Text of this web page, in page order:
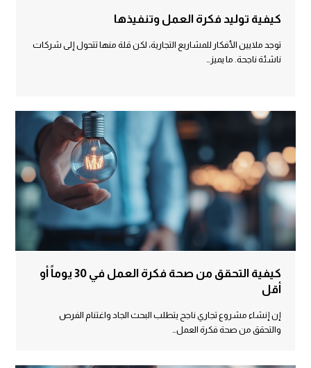
كيفية توليد فكرة العمل وتنفيذها
توجد ملايين الأفكار للمشاريع التجارية، لكن قلة منها تتحول إلى شركات
ناشئة ناجحة. ما يميز…
كيفية التحقق من صحة فكرة العمل في 30 يوماً أو
أقل
إن إنشاء مشروع تجاري ناجح يتطلب البحث الجاد واغتنام الفرص
والتحقق من صحة فكرة العمل…